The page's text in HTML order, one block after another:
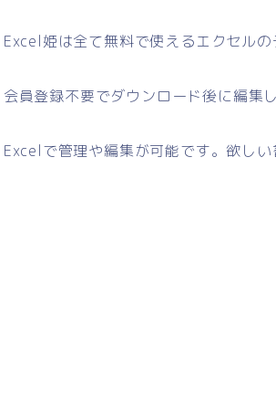
Excel姫は全て無料で使えるエクセル
会員登録不要でダウンロード後に編集
Excelで管理や編集が可能です。欲し